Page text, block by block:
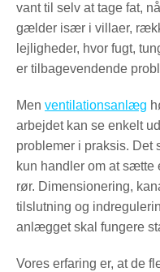
vant til selv at tage fat,
gælder især i villaer,
lejligheder, hvor fugt,
er tilbagevendende
Men ventilationsanlæg
arbejdet kan se enkelt
problemer i praksis. Det
kun handler om at sætte
rør. Dimensionering,
tilslutning og
anlægget skal fungere
Vores erfaring er, at de